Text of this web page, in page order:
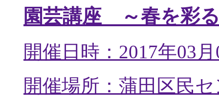
園芸講座 ～春を彩
開催日時：2017年03
開催場所：蒲田区民